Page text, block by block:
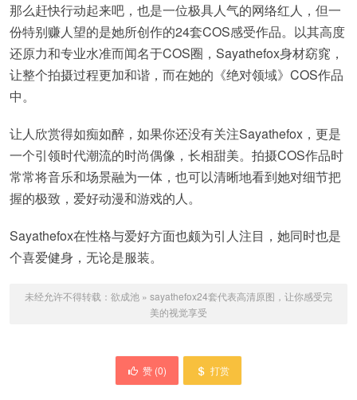
那么赶快行动起来吧，也是一位极具人气的网络红人，但一
份特别赚人望的是她所创作的24套COS感受作品。以其高度
还原力和专业水准而闻名于COS圈，Sayathefox身材窈窕，
让整个拍摄过程更加和谐，而在她的《绝对领域》COS作品
中。
让人欣赏得如痴如醉，如果你还没有关注Sayathefox，更是
一个引领时代潮流的时尚偶像，长相甜美。拍摄COS作品时
常常将音乐和场景融为一体，也可以清晰地看到她对细节把
握的极致，爱好动漫和游戏的人。
Sayathefox在性格与爱好方面也颇为引人注目，她同时也是
个喜爱健身，无论是服装。
未经允许不得转载： 欲成池 » sayathefox24套代表高清原图，让你感受完
美的视觉享受
赞 (0) 打赏